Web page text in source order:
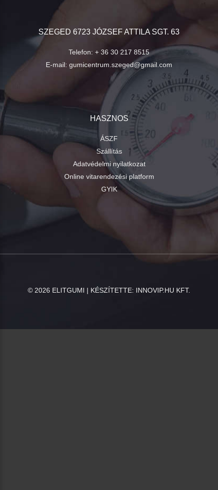
SZEGED 6723 JÓZSEF ATTILA SGT. 63
Telefon: + 36 30 217 8515
E-mail: gumicentrum.szeged@gmail.com
HASZNOS
ÁSZF
Szállítás
Adatvédelmi nyilatkozat
Online vitarendezési platform
GYIK
© 2026 ELITGUMI | KÉSZÍTETTE: INNOVIP.HU KFT.